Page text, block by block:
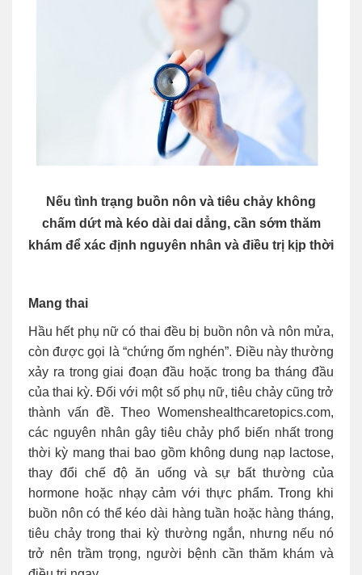
Nếu tình trạng buồn nôn và tiêu chảy không
chấm dứt mà kéo dài dai dẳng, cần sớm thăm
khám để xác định nguyên nhân và điều trị kịp thời
Mang thai
Hầu hết phụ nữ có thai đều bị buồn nôn và nôn mửa,
còn được gọi là “chứng ốm nghén”. Điều này thường
xảy ra trong giai đoạn đầu hoặc trong ba tháng đầu
của thai kỳ. Đối với một số phụ nữ, tiêu chảy cũng trở
thành vấn đề. Theo Womenshealthcaretopics.com,
các nguyên nhân gây tiêu chảy phổ biến nhất trong
thời kỳ mang thai bao gồm không dung nạp lactose,
thay đổi chế độ ăn uống và sự bất thường của
hormone hoặc nhạy cảm với thực phẩm. Trong khi
buồn nôn có thể kéo dài hàng tuần hoặc hàng tháng,
tiêu chảy trong thai kỳ thường ngắn, nhưng nếu nó
trở nên trầm trọng, người bệnh cần thăm khám và